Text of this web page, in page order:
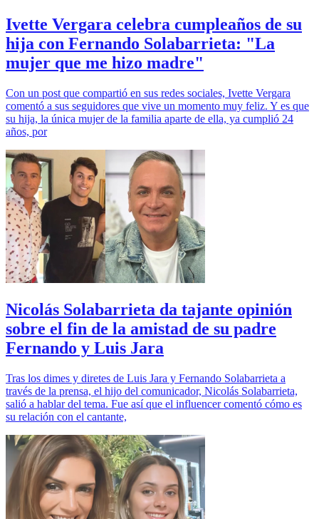
Ivette Vergara celebra cumpleaños de su
hija con Fernando Solabarrieta: "La
mujer que me hizo madre"
Con un post que compartió en sus redes sociales, Ivette Vergara
comentó a sus seguidores que vive un momento muy feliz. Y es que
su hija, la única mujer de la familia aparte de ella, ya cumplió 24
años, por
Nicolás Solabarrieta da tajante opinión
sobre el fin de la amistad de su padre
Fernando y Luis Jara
Tras los dimes y diretes de Luis Jara y Fernando Solabarrieta a
través de la prensa, el hijo del comunicador, Nicolás Solabarrieta,
salió a hablar del tema. Fue así que el influencer comentó cómo es
su relación con el cantante,